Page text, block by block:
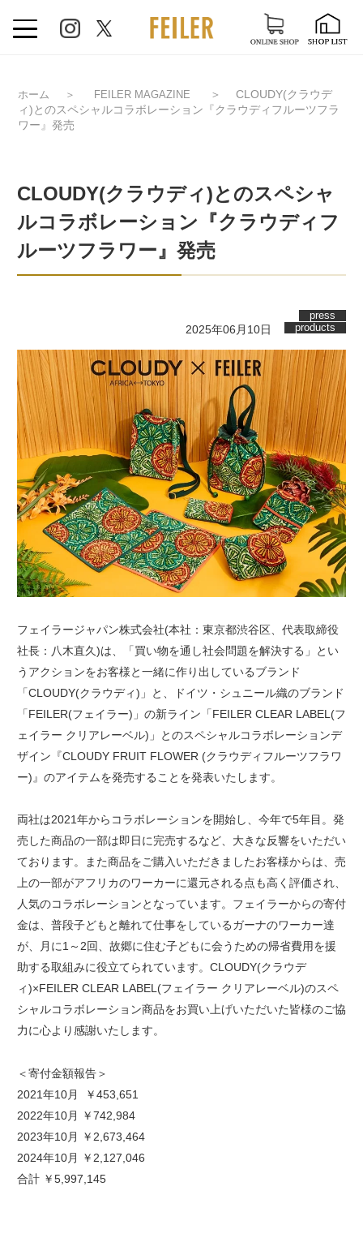
ホーム ＞ FEILER MAGAZINE ＞
CLOUDY(クラウデ
ィ)とのスペシャルコラボレーション『クラウディフルーツフラ
ワー』発売
CLOUDY(クラウディ)とのスペシャ
ルコラボレーション『クラウディフ
ルーツフラワー』発売
2025年06月10日
press
products
フェイラージャパン株式会社(本社：東京都渋谷区、代表取締役
社長：八木直久)は、「買い物を通し社会問題を解決する」とい
うアクションをお客様と一緒に作り出しているブランド
「CLOUDY(クラウディ)」と、ドイツ・シュニール織のブランド
「FEILER(フェイラー)」の新ライン「FEILER CLEAR LABEL(フ
ェイラー クリアレーベル)」とのスペシャルコラボレーションデ
ザイン『CLOUDY FRUIT FLOWER (クラウディフルーツフラワ
ー)』のアイテムを発売することを発表いたします。
両社は2021年からコラボレーションを開始し、今年で5年目。発
売した商品の一部は即日に完売するなど、大きな反響をいただい
ております。また商品をご購入いただきましたお客様からは、売
上の一部がアフリカのワーカーに還元される点も高く評価され、
人気のコラボレーションとなっています。フェイラーからの寄付
金は、普段子どもと離れて仕事をしているガーナのワーカー達
が、月に1～2回、故郷に住む子どもに会うための帰省費用を援
助する取組みに役立てられています。CLOUDY(クラウデ
ィ)×FEILER CLEAR LABEL(フェイラー クリアレーベル)のスペ
シャルコラボレーション商品をお買い上げいただいた皆様のご協
力に心より感謝いたします。
＜寄付金額報告＞
2021年10月 ￥453,651
2022年10月 ￥742,984
2023年10月 ￥2,673,464
2024年10月 ￥2,127,046
合計 ￥5,997,145